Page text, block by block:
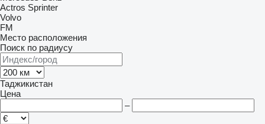
Actros Sprinter
Volvo
FM
Место расположения
Поиск по радиусу
Таджикистан
Цена
–